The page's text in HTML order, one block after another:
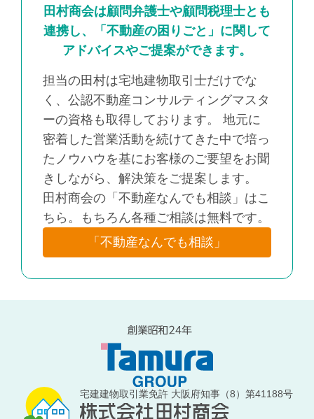
田村商会は顧問弁護士や顧問税理士とも
連携し、「不動産の困りごと」に関して
アドバイスやご提案ができます。
担当の田村は宅地建物取引士だけでな
く、公認不動産コンサルティングマスタ
ーの資格も取得しております。 地元に
密着した営業活動を続けてきた中で培っ
たノウハウを基にお客様のご要望をお聞
きしながら、解決策をご提案します。
田村商会の「不動産なんでも相談」はこ
ちら。もちろん各種ご相談は無料です。
「不動産なんでも相談」
宅建建物取引業免許 大阪府知事（8）第41188号